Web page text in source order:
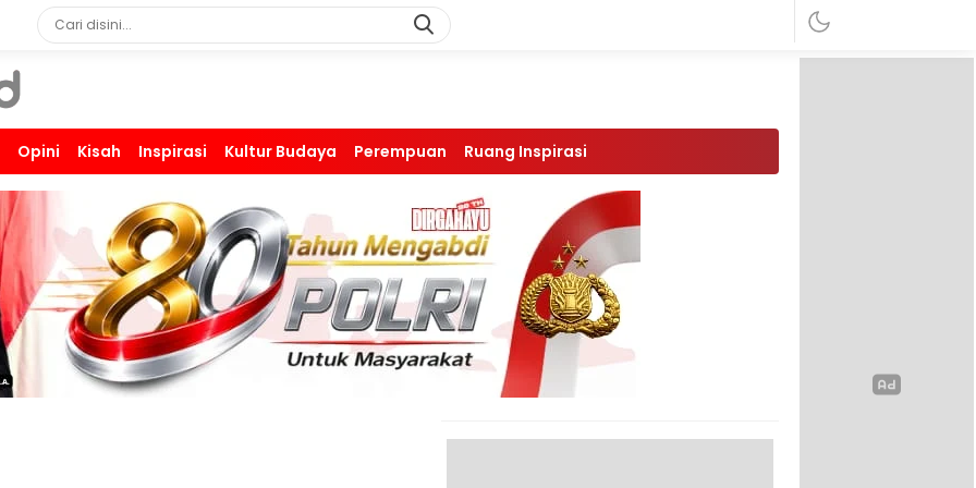
Opini Kisah Inspirasi Kultur Budaya Perempuan Ruang Inspirasi